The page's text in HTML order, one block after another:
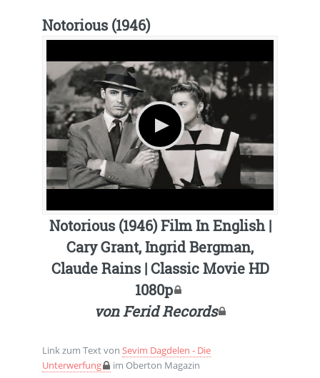
Notorious (1946)
Notorious (1946) Film In English |
Cary Grant, Ingrid Bergman,
Claude Rains | Classic Movie HD
1080p
vonFerid Records
Link zum Text von Sevim Dagdelen - Die
Unterwerfung
im Oberton Magazin